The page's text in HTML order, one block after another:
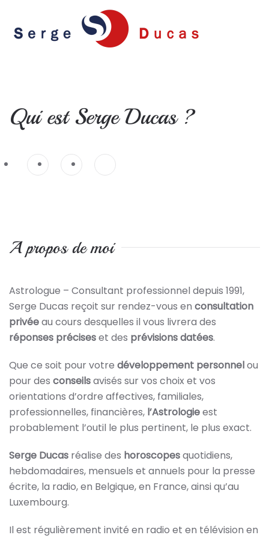
Skip
to
Qui est Serge Ducas ?
A propos de moi
Astrologue – Consultant professionnel depuis 1991,
Serge Ducas reçoit sur rendez-vous en consultation
privéeau cours desquelles il vous livrera des
réponses préciseset des prévisions datées.
Que ce soit pour votre développement personnelou
pour des conseilsavisés sur vos choix et vos
orientations d’ordre affectives, familiales,
professionnelles, financières, l’Astrologieest
probablement l’outil le plus pertinent, le plus exact.
Serge Ducas réalise des horoscopesquotidiens,
hebdomadaires, mensuels et annuels pour la presse
écrite, la radio, en Belgique, en France, ainsi qu’au
Luxembourg.
Il est régulièrement invité en radio et en télévision en